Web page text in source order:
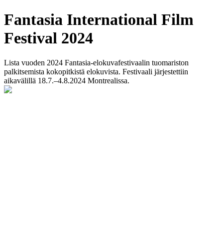
Fantasia International Film
Festival 2024
Lista vuoden 2024 Fantasia-elokuvafestivaalin tuomariston
palkitsemista kokopitkistä elokuvista. Festivaali järjestettiin
aikavälillä 18.7.–4.8.2024 Montrealissa.